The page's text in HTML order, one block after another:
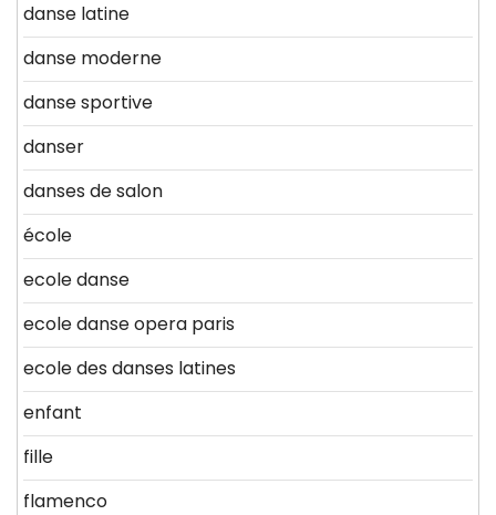
danse latine
danse moderne
danse sportive
danser
danses de salon
école
ecole danse
ecole danse opera paris
ecole des danses latines
enfant
fille
flamenco